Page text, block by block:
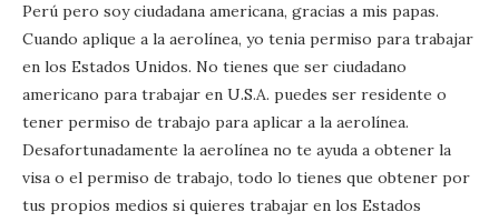
Perú pero soy ciudadana americana, gracias a mis papas.
Cuando aplique a la aerolínea, yo tenia permiso para trabajar
en los Estados Unidos. No tienes que ser ciudadano
americano para trabajar en U.S.A. puedes ser residente o
tener permiso de trabajo para aplicar a la aerolínea.
Desafortunadamente la aerolínea no te ayuda a obtener la
visa o el permiso de trabajo, todo lo tienes que obtener por
tus propios medios si quieres trabajar en los Estados